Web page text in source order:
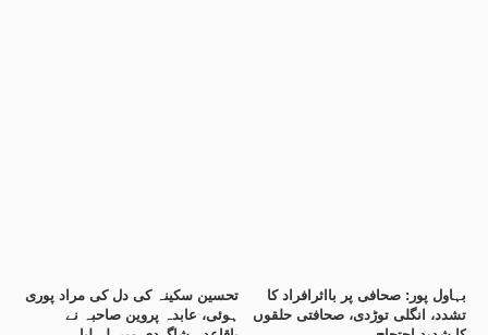
تحسین سکینہ کی دل کی مراد پوری
ہوئی، عابدہ پروین صاحبہ نے
بہاول پور: صحافی پر بااثرافراد کا
تشدد، انگلی توڑدی، صحافتی حلقوں